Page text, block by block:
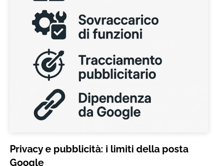
Privacy e pubblicità: i limiti della posta
Google